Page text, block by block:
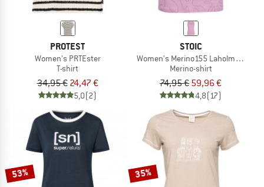
PROTEST
Women's PRTEster
T-shirt
34,95 € 24,47 €
5,0(2)
STOIC
Women's Merino155 LaholmSt. Print
Merino-shirt
74,95 € 59,96 €
4,8(17)
53% 35%